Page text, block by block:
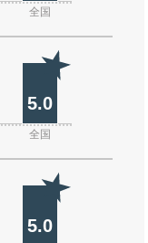
全国
5.0
全国
5.0